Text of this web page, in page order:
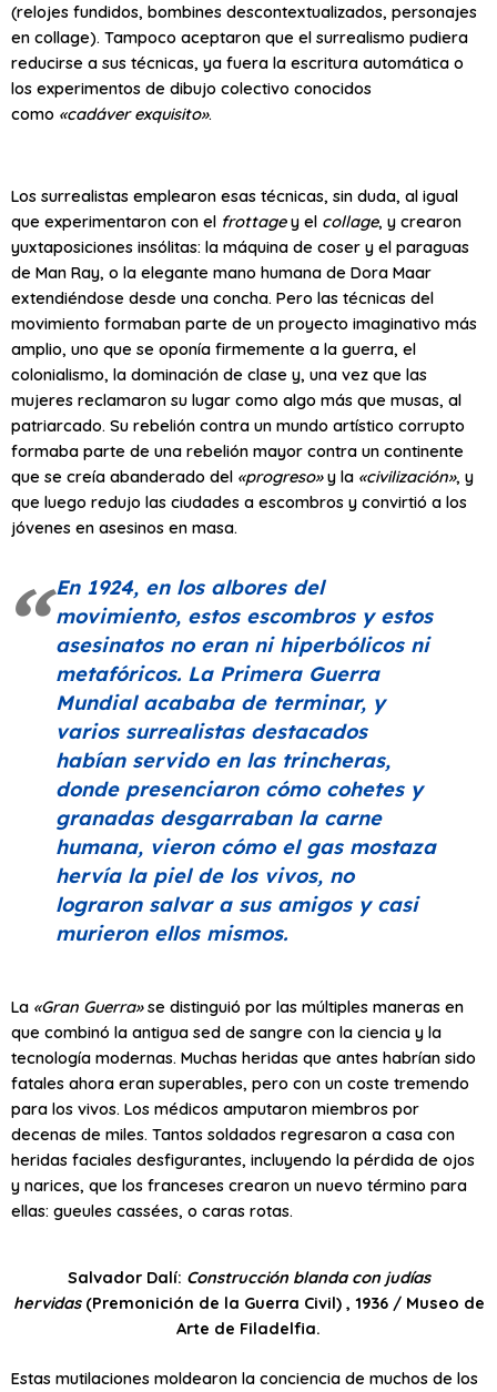
(relojes fundidos, bombines descontextualizados, personajes
en collage). Tampoco aceptaron que el surrealismo pudiera
reducirse a sus técnicas, ya fuera la escritura automática o
los experimentos de dibujo colectivo conocidos
como «cadáver exquisito».
Los surrealistas emplearon esas técnicas, sin duda, al igual
que experimentaron con el frottagey el collage, y crearon
yuxtaposiciones insólitas: la máquina de coser y el paraguas
de Man Ray, o la elegante mano humana de Dora Maar
extendiéndose desde una concha. Pero las técnicas del
movimiento formaban parte de un proyecto imaginativo más
amplio, uno que se oponía firmemente a la guerra, el
colonialismo, la dominación de clase y, una vez que las
mujeres reclamaron su lugar como algo más que musas, al
patriarcado. Su rebelión contra un mundo artístico corrupto
formaba parte de una rebelión mayor contra un continente
que se creía abanderado del «progreso»y la «civilización», y
que luego redujo las ciudades a escombros y convirtió a los
jóvenes en asesinos en masa.
En 1924, en los albores del
movimiento, estos escombros y estos
asesinatos no eran ni hiperbólicos ni
metafóricos. La Primera Guerra
Mundial acababa de terminar, y
varios surrealistas destacados
habían servido en las trincheras,
donde presenciaron cómo cohetes y
granadas desgarraban la carne
humana, vieron cómo el gas mostaza
hervía la piel de los vivos, no
lograron salvar a sus amigos y casi
murieron ellos mismos.
La «Gran Guerra»se distinguió por las múltiples maneras en
que combinó la antigua sed de sangre con la ciencia y la
tecnología modernas. Muchas heridas que antes habrían sido
fatales ahora eran superables, pero con un coste tremendo
para los vivos. Los médicos amputaron miembros por
decenas de miles. Tantos soldados regresaron a casa con
heridas faciales desfigurantes, incluyendo la pérdida de ojos
y narices, que los franceses crearon un nuevo término para
ellas: gueules cassées, o caras rotas.
Salvador Dalí: Construcción blanda con judías
hervidas(Premonición de la Guerra Civil) , 1936 / Museo de
Arte de Filadelfia.
Estas mutilaciones moldearon la conciencia de muchos de los